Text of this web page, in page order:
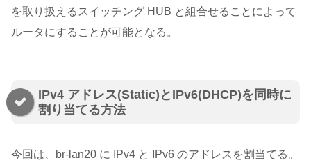
を取り扱えるスイッチング HUB と組合せることによって
ルータにすることが可能となる。
IPv4 アドレス(Static)とIPv6(DHCP)を同時に
割り当てる方法
今回は、br-lan20 に IPv4 と IPv6 のアドレスを割当てる。